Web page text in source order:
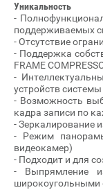
Уникальность
-
поддерживаемых
- Отсутствие
- Поддержка
FRAME
-
устройств
- Возможность
кадра записи по
- Зеркалирование
- Режим
видеокамер)
- Подходит и для
- Выпрямление
широкоугольными